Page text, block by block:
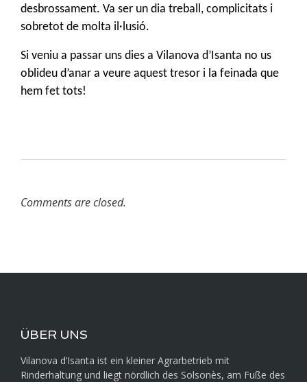
desbrossament. Va ser un dia treball, complicitats i
sobretot de molta il·lusió.
Si veniu a passar uns dies a Vilanova d’Isanta no us
oblideu d’anar a veure aquest tresor i la feinada que
hem fet tots!
Comments are closed.
ÜBER UNS
Vilanova d’Isanta ist ein kleiner Agrarbetrieb mit
Rinderhaltung und liegt nördlich des Solsonès, am Fuße des